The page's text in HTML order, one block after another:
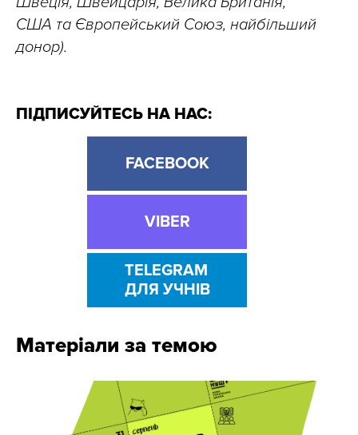
США та Європейський Союз, найбільший
донор).
ПІДПИСУЙТЕСЬ НА НАС:
FACEBOOK
VIBER
TELEGRAM
ДЛЯ УЧНІВ
Матеріали за темою